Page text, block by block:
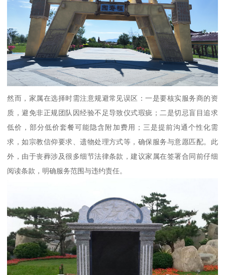
然而，家属在选择时需注意规避常见误区：一是要核实服务商的资
质，避免非正规团队因经验不足导致仪式瑕疵；二是切忌盲目追求
低价，部分低价套餐可能隐含附加费用；三是提前沟通个性化需
求，如宗教信仰要求、遗物处理方式等，确保服务与意愿匹配。此
外，由于丧葬涉及很多细节法律条款，建议家属在签署合同前仔细
阅读条款，明确服务范围与违约责任。